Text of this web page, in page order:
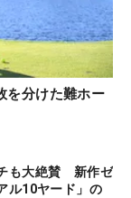
を分けた難ホー
も大絶賛 新作ゼ
ル10ヤード」の